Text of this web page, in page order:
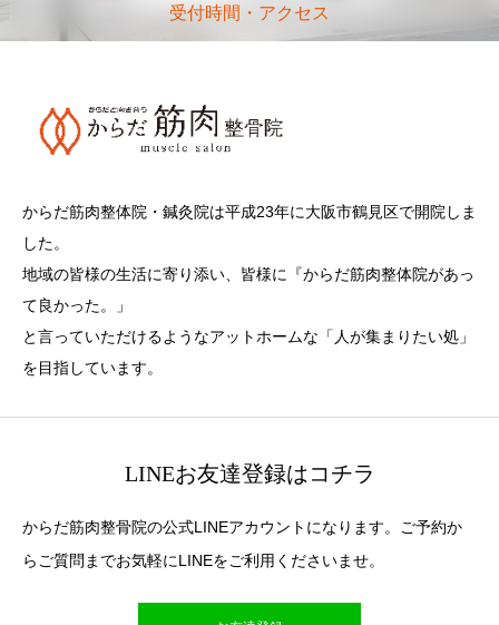
受付時間・アクセス
からだ筋肉整体院・鍼灸院は平成23年に大阪市鶴見区で開院しま
した。
地域の皆様の生活に寄り添い、皆様に『からだ筋肉整体院があっ
て良かった。」
と言っていただけるようなアットホームな「人が集まりたい処」
を目指しています。
LINEお友達登録はコチラ
からだ筋肉整骨院の公式LINEアカウントになります。ご予約か
らご質問までお気軽にLINEをご利用くださいませ。